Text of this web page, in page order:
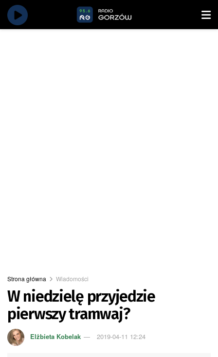
Strona główna Wiadomości
W niedzielę przyjedzie
pierwszy tramwaj?
Elżbieta Kobelak 2019-04-11 12:24